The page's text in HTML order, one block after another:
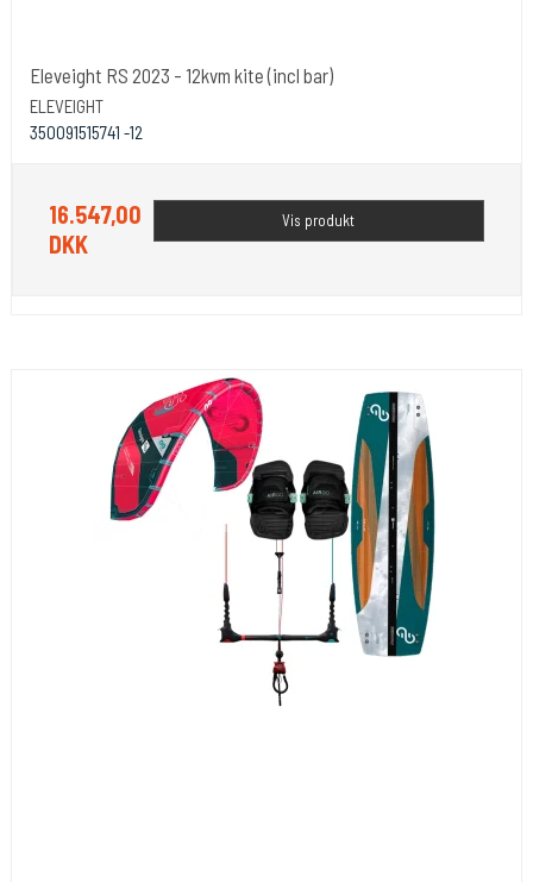
Eleveight RS 2023 - 12kvm kite (incl bar)
ELEVEIGHT
350091515741 -12
16.547,00
DKK
Vis produkt